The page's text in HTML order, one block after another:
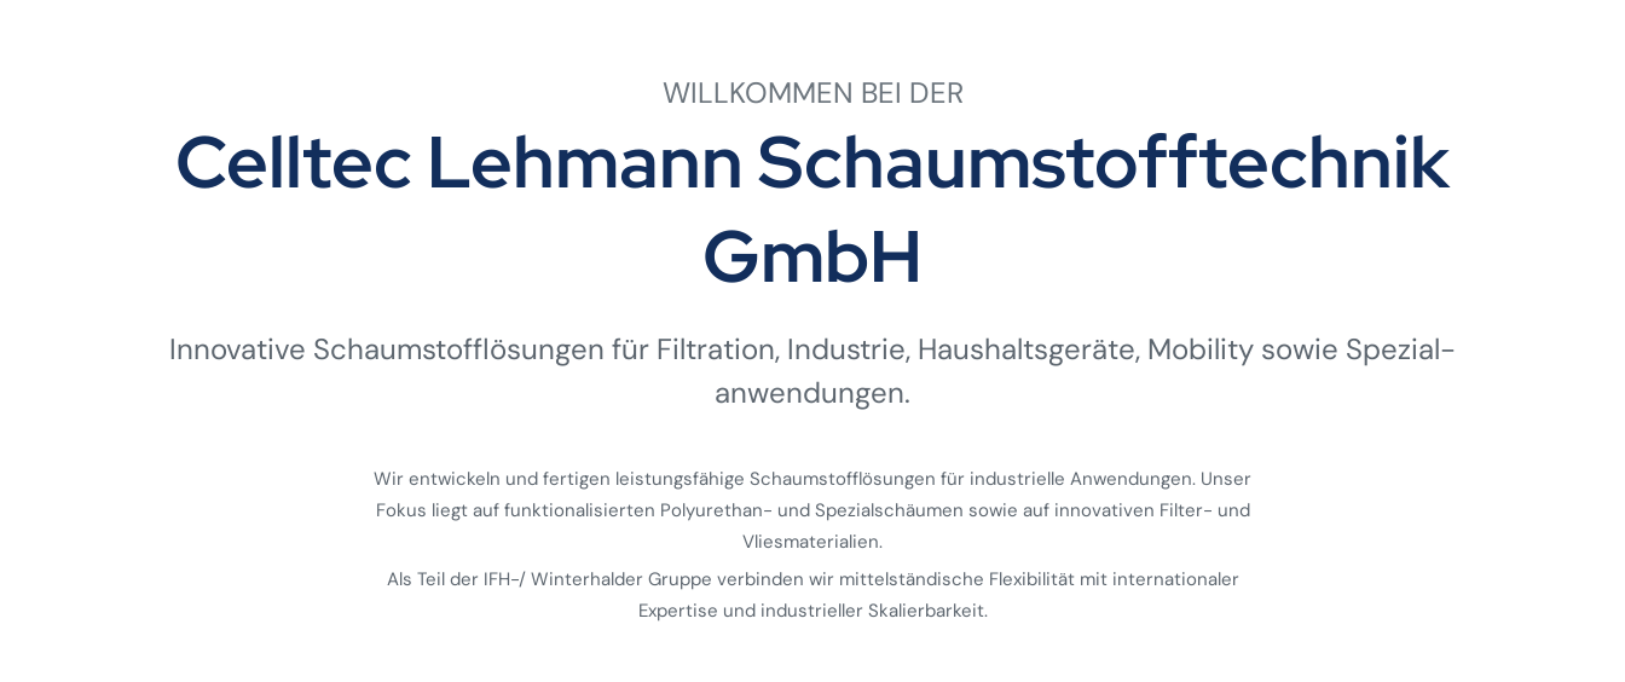
WILLKOMMEN BEI DER
Celltec Lehmann Schaumstofftechnik
GmbH
Innovative Schaumstoff­lösungen für Filtration, Industrie, Haushalts­geräte, Mobility sowie Spezial­
anwendungen.
Wir entwickeln und fertigen leistungsfähige Schaumstofflösungen für industrielle Anwendungen. Unser
Fokus liegt auf funktionalisierten Polyurethan- und Spezialschäumen sowie auf innovativen Filter- und
Vliesmaterialien.
Als Teil der IFH-/ Winterhalder Gruppe verbinden wir mittelständische Flexibilität mit internationaler
Expertise und industrieller Skalierbarkeit.